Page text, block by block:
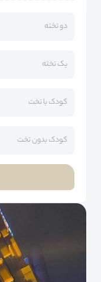
دو تخته
یک تخته
کودک با تخت
کودک بدون تخت